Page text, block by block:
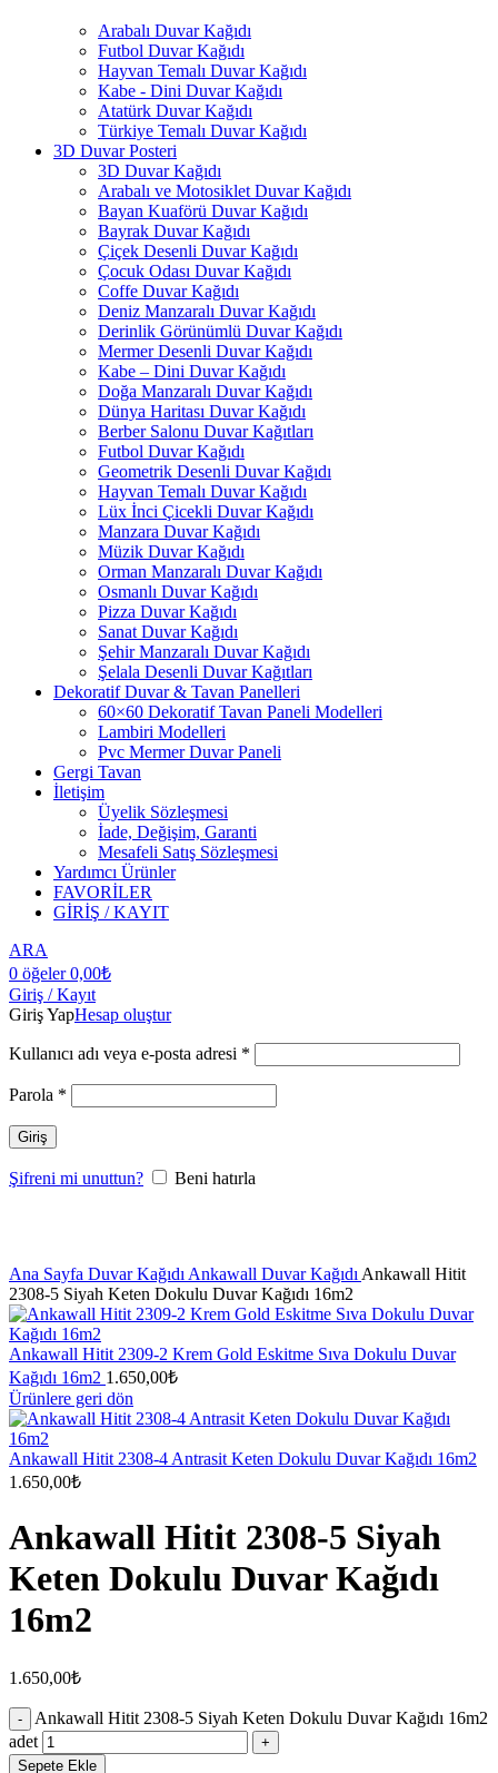
Arabalı Duvar Kağıdı
Futbol Duvar Kağıdı
Hayvan Temalı Duvar Kağıdı
Kabe - Dini Duvar Kağıdı
Atatürk Duvar Kağıdı
Türkiye Temalı Duvar Kağıdı
3D Duvar Posteri
3D Duvar Kağıdı
Arabalı ve Motosiklet Duvar Kağıdı
Bayan Kuaförü Duvar Kağıdı
Bayrak Duvar Kağıdı
Çiçek Desenli Duvar Kağıdı
Çocuk Odası Duvar Kağıdı
Coffe Duvar Kağıdı
Deniz Manzaralı Duvar Kağıdı
Derinlik Görünümlü Duvar Kağıdı
Mermer Desenli Duvar Kağıdı
Kabe – Dini Duvar Kağıdı
Doğa Manzaralı Duvar Kağıdı
Dünya Haritası Duvar Kağıdı
Berber Salonu Duvar Kağıtları
Futbol Duvar Kağıdı
Geometrik Desenli Duvar Kağıdı
Hayvan Temalı Duvar Kağıdı
Lüx İnci Çicekli Duvar Kağıdı
Manzara Duvar Kağıdı
Müzik Duvar Kağıdı
Orman Manzaralı Duvar Kağıdı
Osmanlı Duvar Kağıdı
Pizza Duvar Kağıdı
Sanat Duvar Kağıdı
Şehir Manzaralı Duvar Kağıdı
Şelala Desenli Duvar Kağıtları
Dekoratif Duvar & Tavan Panelleri
60×60 Dekoratif Tavan Paneli Modelleri
Lambiri Modelleri
Pvc Mermer Duvar Paneli
Gergi Tavan
İletişim
Üyelik Sözleşmesi
İade, Değişim, Garanti
Mesafeli Satış Sözleşmesi
Yardımcı Ürünler
FAVORİLER
GİRİŞ / KAYIT
ARA
0 öğeler 0,00₺
Giriş / Kayıt
Giriş YapHesap oluştur
Kullanıcı adı veya e-posta adresi *
Parola *
Giriş
Şifreni mi unuttun? Beni hatırla
Ana Sayfa Duvar Kağıdı Ankawall Duvar Kağıdı Ankawall Hitit
2308-5 Siyah Keten Dokulu Duvar Kağıdı 16m2
Ankawall Hitit 2309-2 Krem Gold Eskitme Sıva Dokulu Duvar
Kağıdı 16m2 1.650,00₺
Ürünlere geri dön
Ankawall Hitit 2308-4 Antrasit Keten Dokulu Duvar Kağıdı 16m2
1.650,00₺
Ankawall Hitit 2308-5 Siyah
Keten Dokulu Duvar Kağıdı
16m2
1.650,00₺
Ankawall Hitit 2308-5 Siyah Keten Dokulu Duvar Kağıdı 16m2
adet
Sepete Ekle